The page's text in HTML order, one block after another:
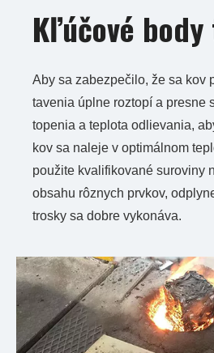
Kľúčové
Aby sa zabezpečilo, že sa kov
tavenia úplne roztopí a presne
topenia a teplota odlievania,
kov sa naleje v optimálnom
použite kvalifikované suroviny
obsahu rôznych prvkov,
trosky sa dobre vykonáva.